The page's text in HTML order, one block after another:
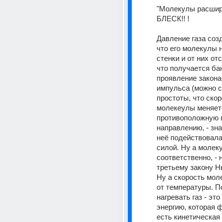
"Молекулы
БЛЕСК!! !
Давление газа
что его молекулы
стенки и от них
что получается
проявление
импульса (можно
простоты, что
молекеулы
противоположную
направлению, -
неё
силой. Ну а
соответственно, -
третьему закону
Ну а скорость
от температуры.
нагревать газ -
энергию, которая
есть кинетическая